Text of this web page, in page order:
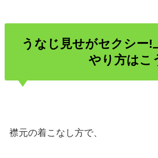
うなじ見せがセクシー!
やり方はこ
襟元の着こなし方で、